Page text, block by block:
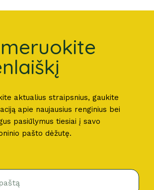
aktualius straipsnius, gaukite
apie naujausius renginius bei
pasiūlymus tiesiai į savo
pašto dėžutę.